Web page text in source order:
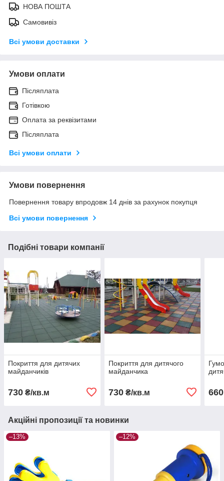
НОВА ПОШТА
Самовивіз
Всі умови доставки
Умови оплати
Післяплата
Готівкою
Оплата за реквізитами
Післяплата
Всі умови оплати
Умови повернення
Повернення товару впродовж 14 днів за рахунок покупця
Всі умови повернення
Подібні товари компанії
Покриття для дитячих
майданчиків
730 ₴/кв.м
Покриття для дитячого
майданчика
730₴/кв.м 660
Акційні пропозиції та новинки
–13% –12%